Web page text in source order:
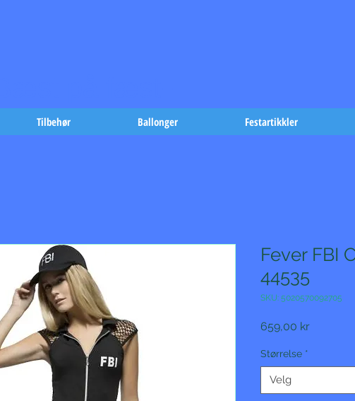
Tilbehør Ballonger Festartikkler
Fever FBI
44535
SKU: 5020570092705
659,00 krPris
Størrelse *
Velg